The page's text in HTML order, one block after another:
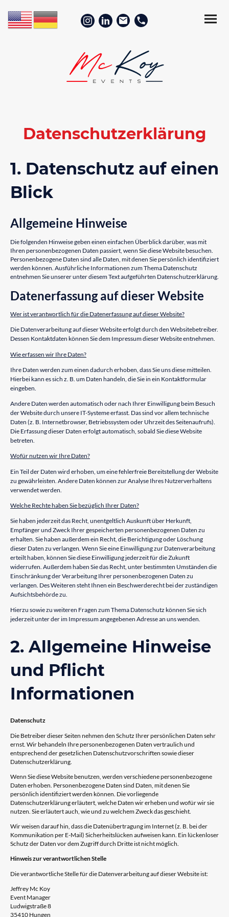
Datenschutzerklärung
1. Datenschutz auf einen
Blick
Allgemeine Hinweise
Die folgenden Hinweise geben einen einfachen Überblick darüber, was mit
Ihren personenbezogenen Daten passiert, wenn Sie diese Website besuchen.
Personenbezogene Daten sind alle Daten, mit denen Sie persönlich identifiziert
werden können. Ausführliche Informationen zum Thema Datenschutz
entnehmen Sie unserer unter diesem Text aufgeführten Datenschutzerklärung.
Datenerfassung auf dieser Website
Wer ist verantwortlich für die Datenerfassung auf dieser Website?
Die Datenverarbeitung auf dieser Website erfolgt durch den Websitebetreiber.
Dessen Kontaktdaten können Sie dem Impressum dieser Website entnehmen.
Wie erfassen wir Ihre Daten?
Ihre Daten werden zum einen dadurch erhoben, dass Sie uns diese mitteilen.
Hierbei kann es sich z. B. um Daten handeln, die Sie in ein Kontaktformular
eingeben.
Andere Daten werden automatisch oder nach Ihrer Einwilligung beim Besuch
der Website durch unsere IT-Systeme erfasst. Das sind vor allem technische
Daten (z. B. Internetbrowser, Betriebssystem oder Uhrzeit des Seitenaufrufs).
Die Erfassung dieser Daten erfolgt automatisch, sobald Sie diese Website
betreten.
Wofür nutzen wir Ihre Daten?
Ein Teil der Daten wird erhoben, um eine fehlerfreie Bereitstellung der Website
zu gewährleisten. Andere Daten können zur Analyse Ihres Nutzerverhaltens
verwendet werden.
Welche Rechte haben Sie bezüglich Ihrer Daten?
Sie haben jederzeit das Recht, unentgeltlich Auskunft über Herkunft,
Empfänger und Zweck Ihrer gespeicherten personenbezogenen Daten zu
erhalten. Sie haben außerdem ein Recht, die Berichtigung oder Löschung
dieser Daten zu verlangen. Wenn Sie eine Einwilligung zur Datenverarbeitung
erteilt haben, können Sie diese Einwilligung jederzeit für die Zukunft
widerrufen. Außerdem haben Sie das Recht, unter bestimmten Umständen die
Einschränkung der Verarbeitung Ihrer personenbezogenen Daten zu
verlangen. Des Weiteren steht Ihnen ein Beschwerderecht bei der zuständigen
Aufsichtsbehörde zu.
Hierzu sowie zu weiteren Fragen zum Thema Datenschutz können Sie sich
jederzeit unter der im Impressum angegebenen Adresse an uns wenden.
2. Allgemeine Hinweise
und Pflicht
Informationen
Datenschutz
Die Betreiber dieser Seiten nehmen den Schutz Ihrer persönlichen Daten sehr
ernst. Wir behandeln Ihre personenbezogenen Daten vertraulich und
entsprechend der gesetzlichen Datenschutzvorschriften sowie dieser
Datenschutzerklärung.
Wenn Sie diese Website benutzen, werden verschiedene personenbezogene
Daten erhoben. Personenbezogene Daten sind Daten, mit denen Sie
persönlich identifiziert werden können. Die vorliegende
Datenschutzerklärung erläutert, welche Daten wir erheben und wofür wir sie
nutzen. Sie erläutert auch, wie und zu welchem Zweck das geschieht.
Wir weisen darauf hin, dass die Datenübertragung im Internet (z. B. bei der
Kommunikation per E-Mail) Sicherheitslücken aufweisen kann. Ein lückenloser
Schutz der Daten vor dem Zugriff durch Dritte ist nicht möglich.
Hinweis zur verantwortlichen Stelle
Die verantwortliche Stelle für die Datenverarbeitung auf dieser Website ist:
Jeffrey Mc Koy
Event Manager
Ludwigstraße 8
35410 Hungen